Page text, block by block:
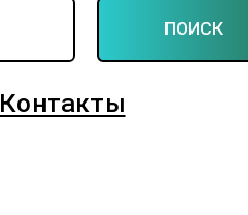
ПОИСК
Контакты